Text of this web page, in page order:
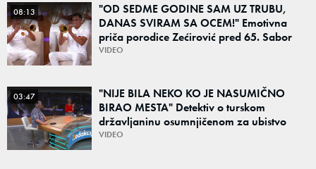
08:13
"OD SEDME GODINE SAM UZ TRUBU,
DANAS SVIRAM SA OCEM!" Emotivna
priča porodice Zećirović pred 65. Sabor
trubača u Guči
VIDEO
03:47
"NIJE BILA NEKO KO JE NASUMIČNO
BIRAO MESTA" Detektiv o turskom
državljaninu osumnjičenom za ubistvo
Ruskinje (28): "Mogao je da se predstavi
VIDEO